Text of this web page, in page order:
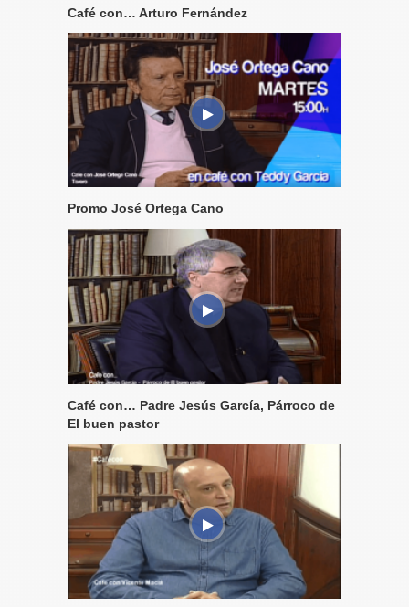
Café con… Arturo Fernández
Promo José Ortega Cano
Café con… Padre Jesús García, Párroco de
El buen pastor